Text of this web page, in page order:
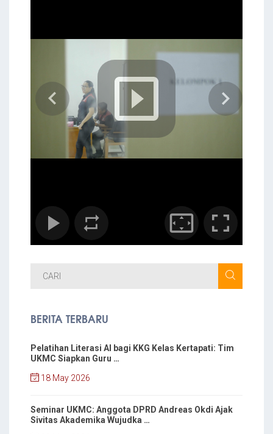
BERITA TERBARU
Pelatihan Literasi AI bagi KKG Kelas Kertapati: Tim
UKMC Siapkan Guru …
18 May 2026
Seminar UKMC: Anggota DPRD Andreas Okdi Ajak
Sivitas Akademika Wujudka …